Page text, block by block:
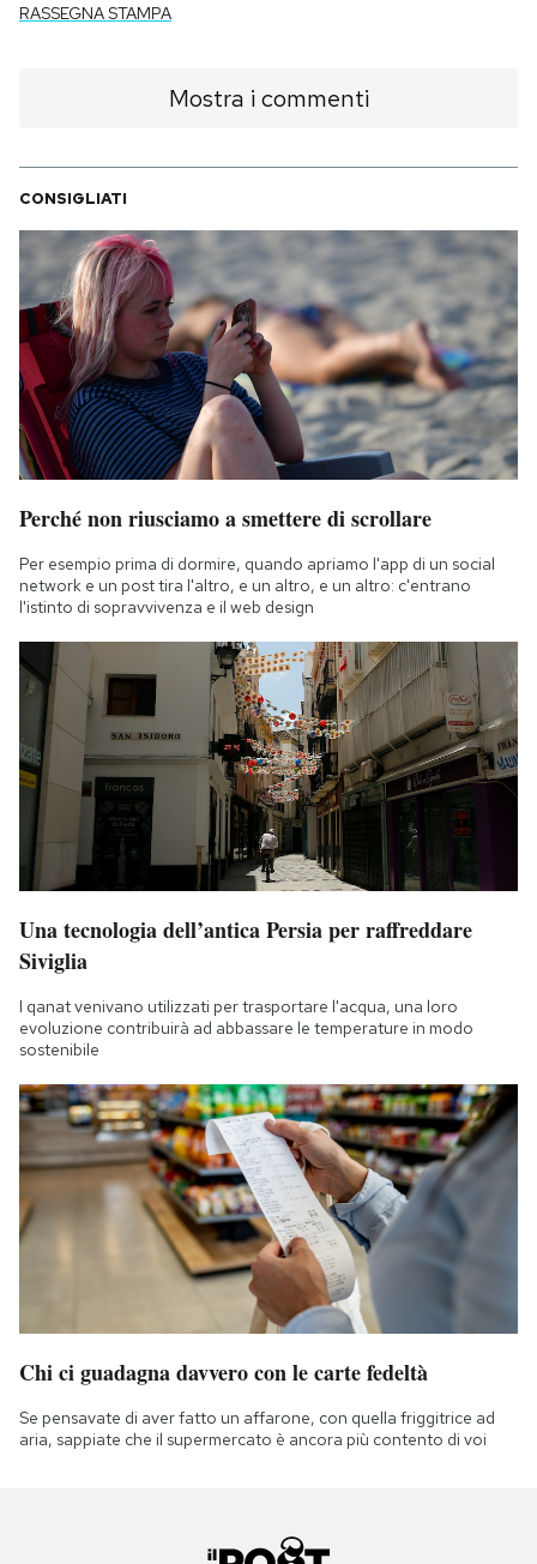
RASSEGNA STAMPA
Mostra i commenti
CONSIGLIATI
Perché non riusciamo a smettere di scrollare
Per esempio prima di dormire, quando apriamo l'app di un social
network e un post tira l'altro, e un altro, e un altro: c'entrano
l'istinto di sopravvivenza e il web design
Una tecnologia dell’antica Persia per raffreddare
Siviglia
I qanat venivano utilizzati per trasportare l'acqua, una loro
evoluzione contribuirà ad abbassare le temperature in modo
sostenibile
Chi ci guadagna davvero con le carte fedeltà
Se pensavate di aver fatto un affarone, con quella friggitrice ad
aria, sappiate che il supermercato è ancora più contento di voi